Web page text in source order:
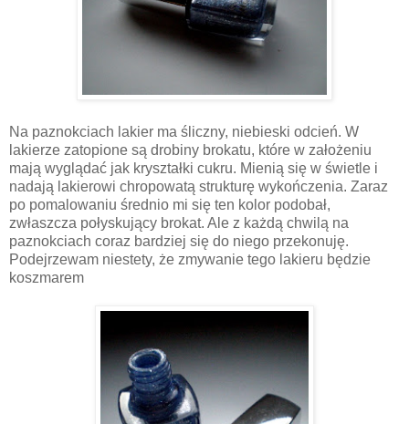
Na paznokciach lakier ma śliczny, niebieski odcień. W
lakierze zatopione są drobiny brokatu, które w założeniu
mają wyglądać jak kryształki cukru. Mienią się w świetle i
nadają lakierowi chropowatą strukturę wykończenia. Zaraz
po pomalowaniu średnio mi się ten kolor podobał,
zwłaszcza połyskujący brokat. Ale z każdą chwilą na
paznokciach coraz bardziej się do niego przekonuję.
Podejrzewam niestety, że zmywanie tego lakieru będzie
koszmarem